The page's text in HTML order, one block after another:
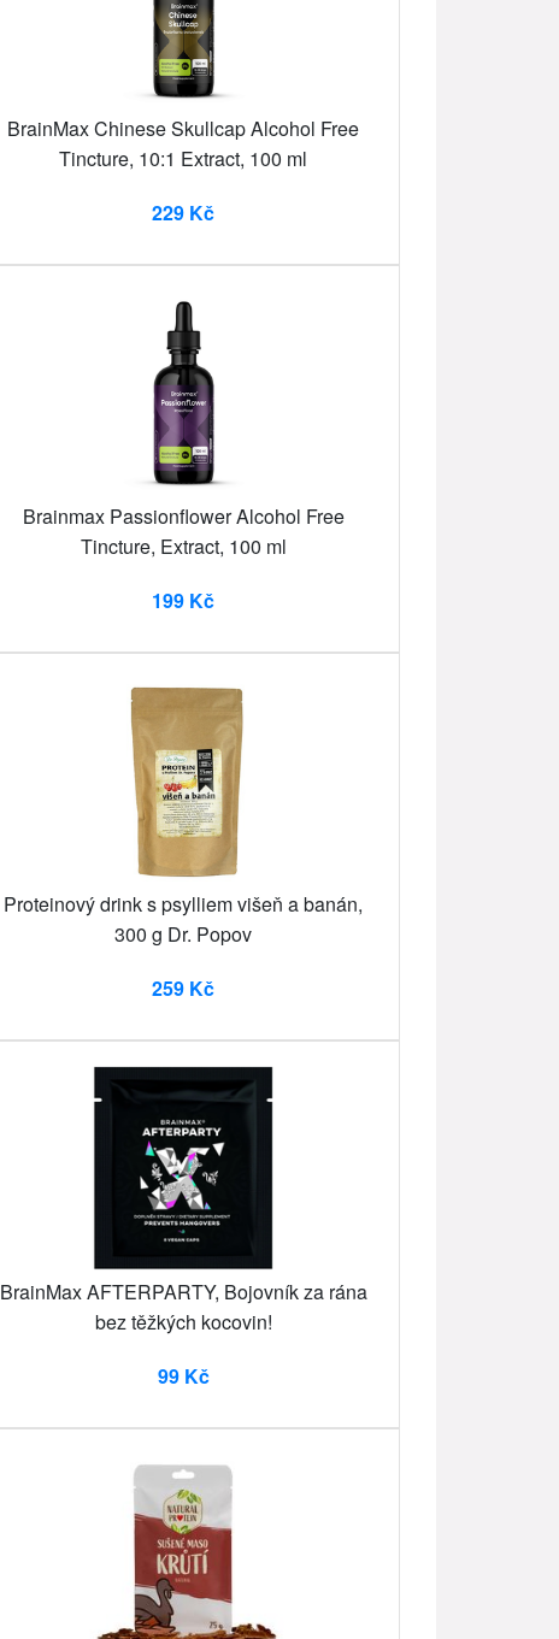
BrainMax Chinese Skullcap Alcohol Free
Tincture, 10:1 Extract, 100 ml
229 Kč
Brainmax Passionflower Alcohol Free
Tincture, Extract, 100 ml
199 Kč
Proteinový drink s psylliem višeň a banán,
300 g Dr. Popov
259 Kč
BrainMax AFTERPARTY, Bojovník za rána
bez těžkých kocovin!
99 Kč